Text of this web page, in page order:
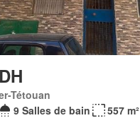
Tétouan
9 Salles de bain
557 m²